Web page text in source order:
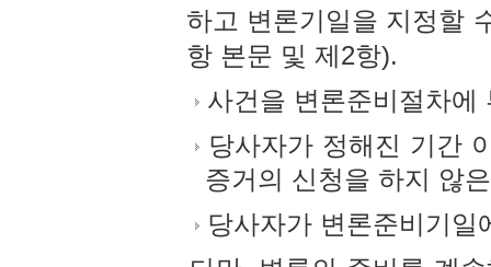
하고 변론기일을 지정할
항 본문 및 제2항).
사건을 변론준비절차에
당사자가 정해진 기간
증거의 신청을 하지 않
당사자가 변론준비기일